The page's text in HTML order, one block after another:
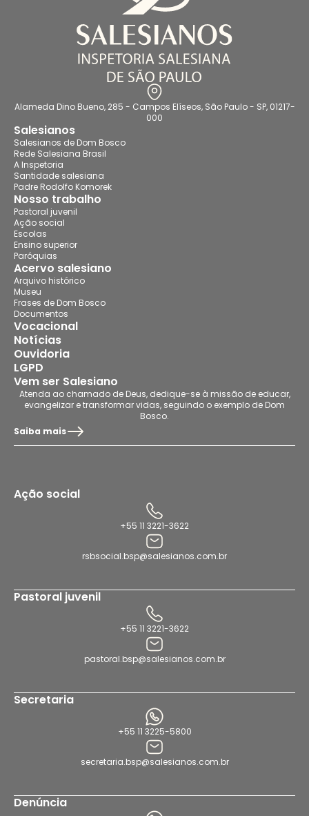
Alameda Dino Bueno, 285 - Campos Elíseos, São Paulo - SP, 01217-
000
Salesianos
Salesianos de Dom Bosco
Rede Salesiana Brasil
A Inspetoria
Santidade salesiana
Padre Rodolfo Komorek
Nosso trabalho
Pastoral juvenil
Ação social
Escolas
Ensino superior
Paróquias
Acervo salesiano
Arquivo histórico
Museu
Frases de Dom Bosco
Documentos
Vocacional
Notícias
Ouvidoria
LGPD
Vem ser Salesiano
Atenda ao chamado de Deus, dedique-se à missão de educar,
evangelizar e transformar vidas, seguindo o exemplo de Dom
Bosco.
Saiba mais
Ação social
+55 11 3221-3622
rsbsocial.bsp@salesianos.com.br
Pastoral juvenil
+55 11 3221-3622
pastoral.bsp@salesianos.com.br
Secretaria
+55 11 3225-5800
secretaria.bsp@salesianos.com.br
Denúncia